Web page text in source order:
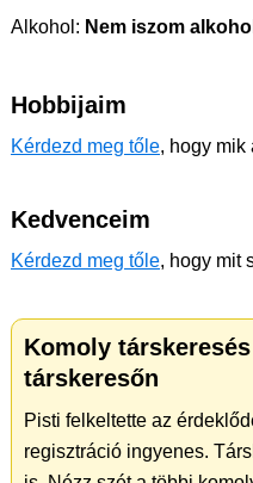
Alkohol: Nem iszom
Hobbijaim
Kérdezd meg tőle, hogy mik
Kedvenceim
Kérdezd meg tőle, hogy mit
Komoly
társkeresőn
Pisti felkeltette az
regisztráció ingyenes.